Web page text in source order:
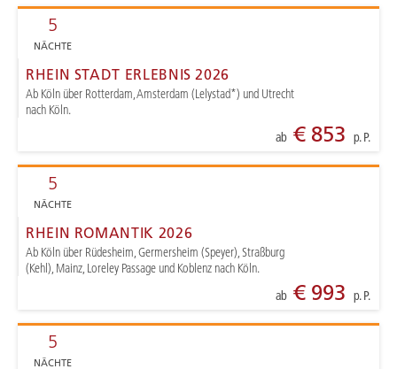
5
NÄCHTE
RHEIN STADT ERLEBNIS 2026
Ab Köln über Rotterdam, Amsterdam (Lelystad*) und Utrecht
nach Köln.
ab€ 853 p. P.
5
NÄCHTE
RHEIN ROMANTIK 2026
Ab Köln über Rüdesheim, Germersheim (Speyer), Straßburg
(Kehl), Mainz, Loreley Passage und Koblenz nach Köln.
ab€ 993 p. P.
5
NÄCHTE